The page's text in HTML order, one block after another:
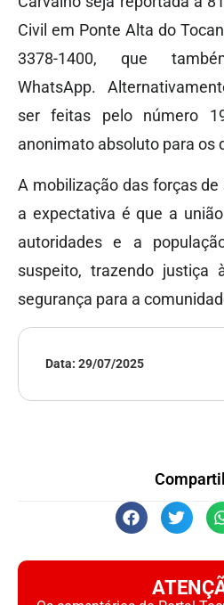
Civil em Ponte Alta do
3378-1400, que
WhatsApp.
ser feitas pelo número
anonimato absoluto para os
A mobilização das forças
a expectativa é que a
autoridades e a
suspeito, trazendo
segurança para a
Data: 29/07/2025